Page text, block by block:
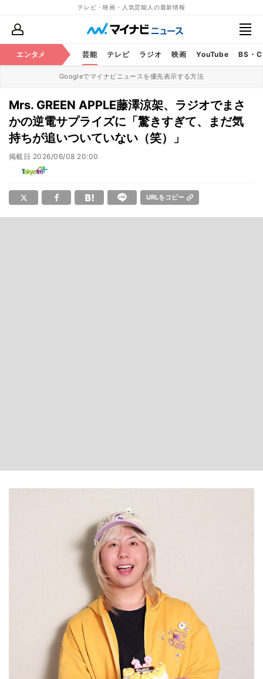
テレビ・映画・人気芸能人の最新情報
エンタメ 芸能 テレビ ラジオ 映画 YouTube BS・
Googleでマイナビニュースを優先表示する方法
Mrs. GREEN APPLE藤澤涼架、ラジオでまさ
かの逆電サプライズに「驚きすぎて、まだ気
持ちが追いついていない（笑）」
掲載日 2026/06/08 20:00
URLをコピー